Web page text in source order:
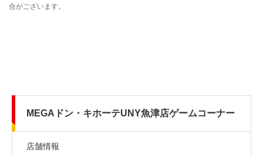
MEGAドン・キホーテUNY魚津店ゲームコーナー
店舗情報